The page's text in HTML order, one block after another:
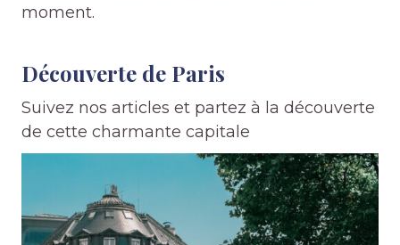
moment.
Découverte de Paris
Suivez nos articles et partez à la découverte
de cette charmante capitale